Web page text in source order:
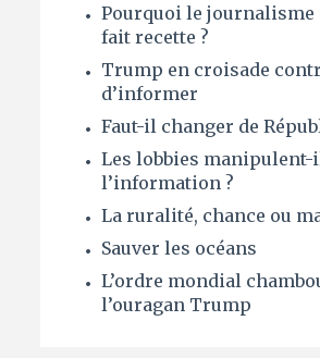
Pourquoi le journalisme
fait recette ?
Trump en croisade
d’informer
Faut-il changer de
Les lobbies manipulent-
l’information ?
La ruralité, chance ou
Sauver les océans
L’ordre mondial
l’ouragan Trump